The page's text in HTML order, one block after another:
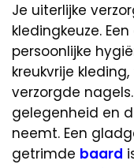
Je uiterlijke
kledingkeuze.
persoonlijke
kreukvrije
verzorgde
gelegenheid en
neemt. Een
getrimde baard